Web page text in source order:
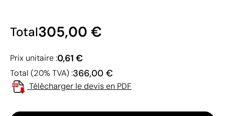
Total305,00 €
Prix unitaire :0,61 €
Total (20% TVA) :366,00 €
Télécharger le devis en PDF